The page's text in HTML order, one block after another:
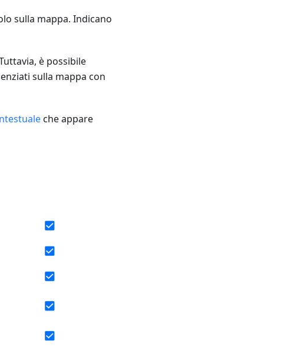
sulla mappa. Indicano
è possibile
sulla mappa con
che appare